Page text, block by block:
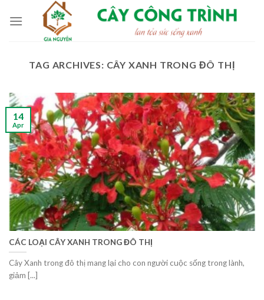
TAG ARCHIVES: CÂY XANH TRONG ĐÔ THỊ
CÁC LOẠI CÂY XANH TRONG ĐÔ THỊ
Cây Xanh trong đô thị mang lại cho con người cuộc sống trong lành,
giảm [...]
14
Apr